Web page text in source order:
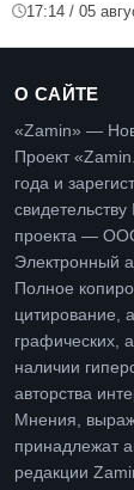
17:14 / 05
О САЙТЕ
«Zamin» —
Проект
года и
проекта —
Электронный
Полное
цитирование,
графических,
наличии
авторства
Мнения,
принадлежат
редакции